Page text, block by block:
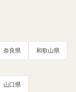
奈良県 和歌山県
山口県